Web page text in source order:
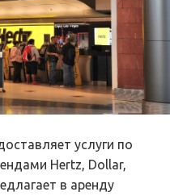
услуги по
Hertz, Dollar,
в аренду